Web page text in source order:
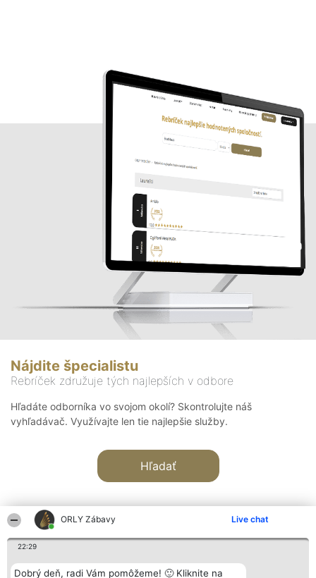
ORLY Zábavy Live chat
22:29
Dobrý deň, radi Vám pomôžeme! 🙂 Kliknite na
Nájdite špecialistu
Rebríček združuje tých najlepších v odbore
Hľadáte odborníka vo svojom okolí? Skontrolujte náš
vyhľadávač. Využívajte len tie najlepšie služby.
Hľadať
Organizátor hodnotenia Hodnotenie Kontakt